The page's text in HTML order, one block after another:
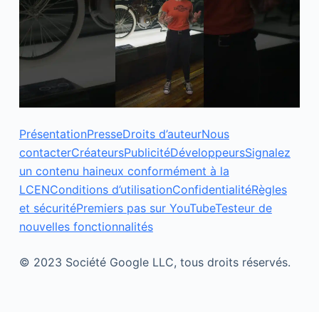
PrésentationPresseDroits d’auteurNous
contacterCréateursPublicitéDéveloppeursSignalez
un contenu haineux conformément à la
LCENConditions d’utilisationConfidentialitéRègles
et sécuritéPremiers pas sur YouTubeTesteur de
nouvelles fonctionnalités
© 2023 Société Google LLC, tous droits réservés.